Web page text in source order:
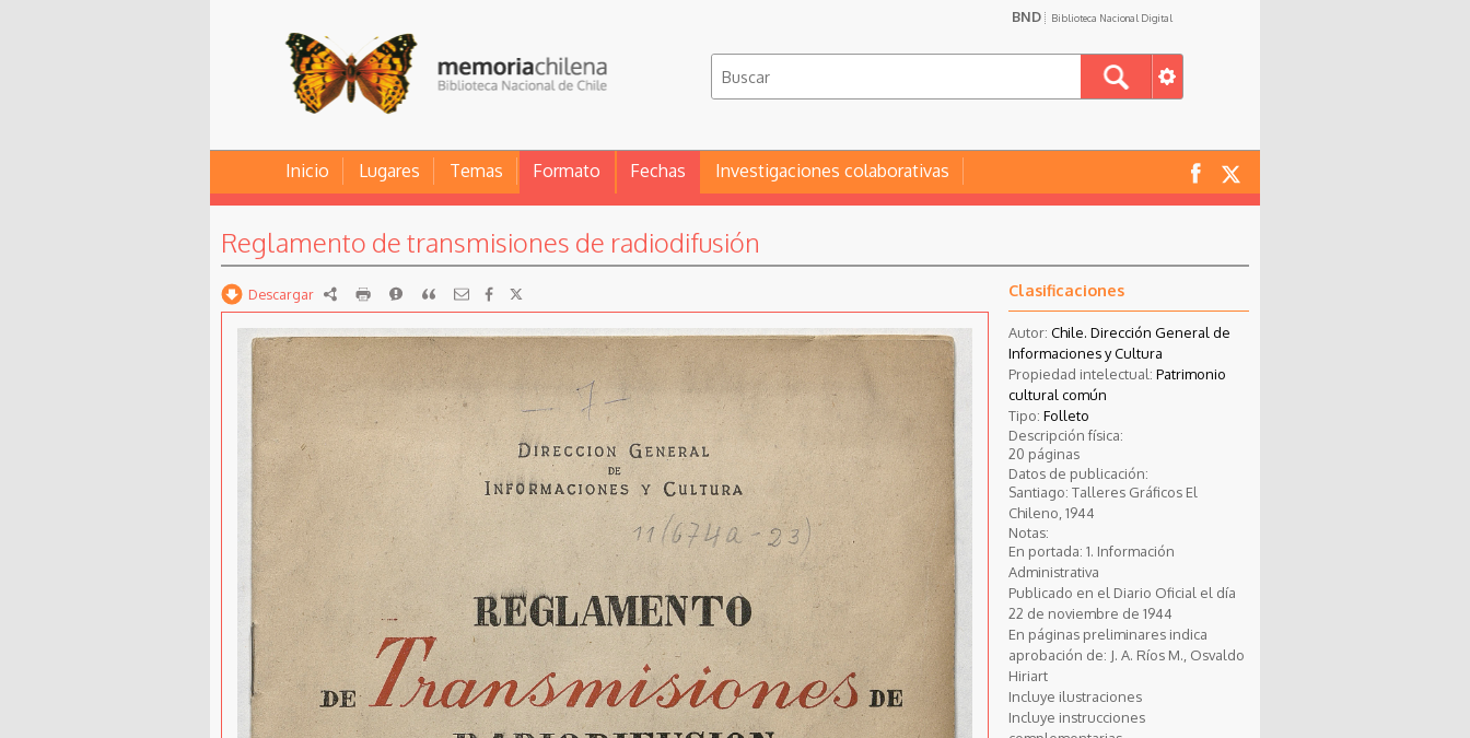
BND Biblioteca Nacional Digital
Inicio Lugares Temas Formato Fechas Investigaciones colaborativas
Reglamento de transmisiones de radiodifusión
Descargar RDF imprimirReportarCitar Clasificaciones
Autor: Chile. Dirección General de
Informaciones y Cultura
Propiedad intelectual: Patrimonio
cultural común
Tipo: Folleto
Descripción física:
20 páginas
Datos de publicación:
Santiago: Talleres Gráficos El
Chileno, 1944
Notas:
En portada: 1. Información
Administrativa
Publicado en el Diario Oficial el día
22 de noviembre de 1944
En páginas preliminares indica
aprobación de: J. A. Ríos M., Osvaldo
Hiriart
Incluye ilustraciones
Incluye instrucciones